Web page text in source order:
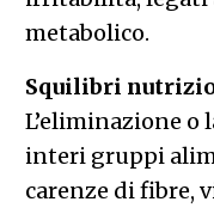
metabolico.
Squilibri
L’eliminazione o
interi gruppi
carenze di fibre,